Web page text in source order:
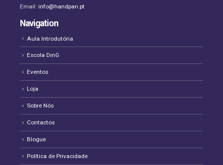
Email: info@handpan.pt
Navigation
Aula Introdutória
Escola DinG
Eventos
Loja
Sobre Nós
Contactos
Blogue
Política de Privacidade